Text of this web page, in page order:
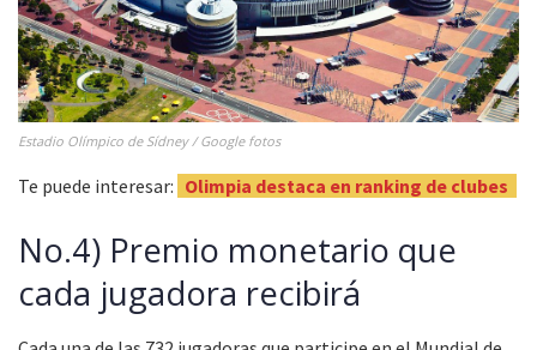
Estadio Olímpico de Sídney / Google fotos
Te puede interesar: Olimpia destaca en ranking de clubes
No.4) Premio monetario que
cada jugadora recibirá